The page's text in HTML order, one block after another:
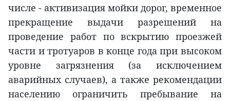
числе - активизация мойки дорог, временное
прекращение выдачи разрешений на
проведение работ по вскрытию проезжей
части и тротуаров в конце года при высоком
уровне загрязнения (за исключением
аварийных случаев), а также рекомендации
населению ограничить пребывание на